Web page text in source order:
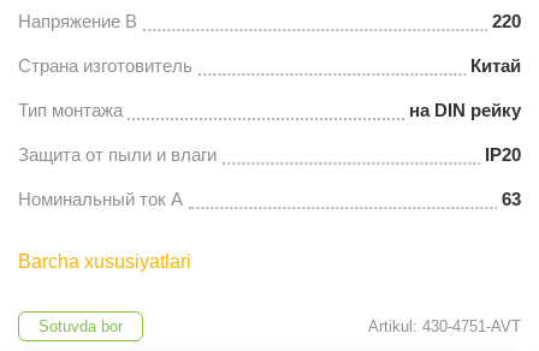
Напряжение В 220
Страна изготовитель Китай
Тип монтажа на DIN рейку
Защита от пыли и влаги IP20
Номинальный ток А 63
Barcha xususiyatlari
Sotuvda bor Artikul: 430-4751-AVT